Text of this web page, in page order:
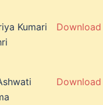
Kumari
Download
Download